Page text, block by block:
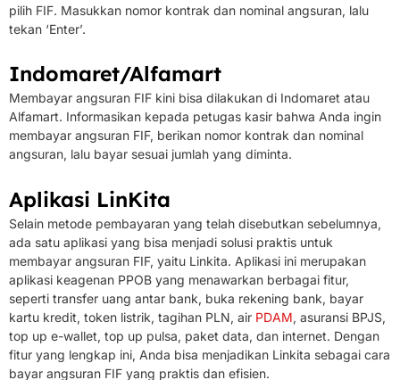
pilih FIF. Masukkan nomor kontrak dan nominal angsuran, lalu
tekan ‘Enter’.
Indomaret/Alfamart
Membayar angsuran FIF kini bisa dilakukan di Indomaret atau
Alfamart. Informasikan kepada petugas kasir bahwa Anda ingin
membayar angsuran FIF, berikan nomor kontrak dan nominal
angsuran, lalu bayar sesuai jumlah yang diminta.
Aplikasi LinKita
Selain metode pembayaran yang telah disebutkan sebelumnya,
ada satu aplikasi yang bisa menjadi solusi praktis untuk
membayar angsuran FIF, yaitu Linkita. Aplikasi ini merupakan
aplikasi keagenan PPOB yang menawarkan berbagai fitur,
seperti transfer uang antar bank, buka rekening bank, bayar
kartu kredit, token listrik, tagihan PLN, air PDAM, asuransi BPJS,
top up e-wallet, top up pulsa, paket data, dan internet. Dengan
fitur yang lengkap ini, Anda bisa menjadikan Linkita sebagai cara
bayar angsuran FIF yang praktis dan efisien.